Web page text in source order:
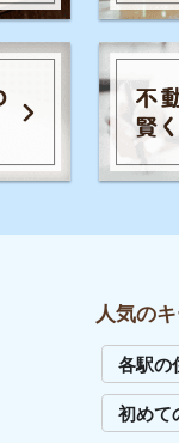
入居審査 子育て
うまくいく同棲
手取りの家賃目安
初め
の株式会社コレ
外部送信